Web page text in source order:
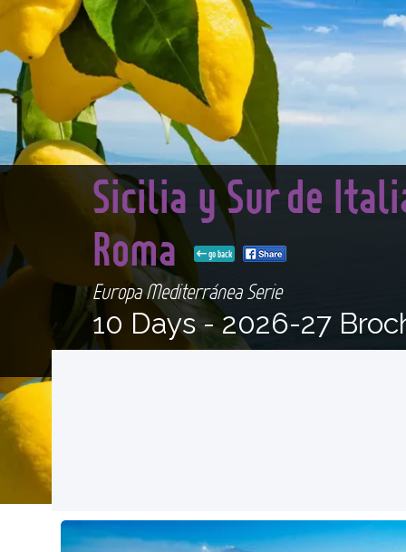
Sicilia y Sur de
Roma
go back
Europa Mediterránea Serie
10 Days - 2026-27